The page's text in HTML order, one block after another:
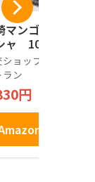
マンゴーラング
ャ 10枚
ョップアンドレ
ラン
円
で見る